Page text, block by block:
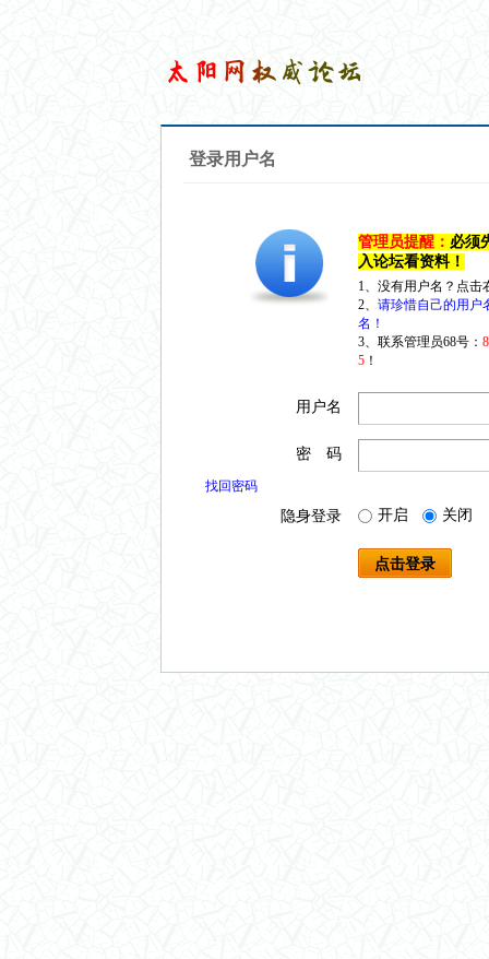
登录用户名
管理员提醒： 必须
入论坛看资料！
1、没有用户名？点
2、 请珍惜自己的用户
名！
3、联系管理员68号：
5 ！
用户名
密 码
找回密码
隐身登录 开启 关闭
点击登录